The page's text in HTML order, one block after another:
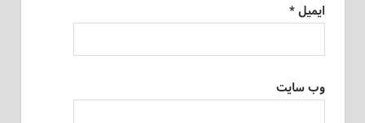
ایمیل*
وب‌ سایت